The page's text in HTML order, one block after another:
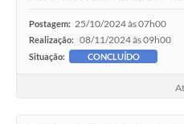
Postagem: 25/10/2024 às 07h00
Realização: 08/11/2024 às 09h00
Situação: CONCLUÍDO